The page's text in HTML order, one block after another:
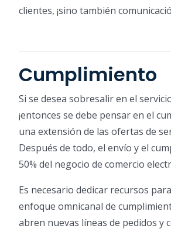
clientes, ¡sino también
Cumplimiento
Si se desea sobresalir en el
¡entonces se debe pensar en el
una extensión de las ofertas de
Después de todo, el envío y el
50% del negocio de comercio
Es necesario dedicar recursos
enfoque omnicanal de
abren nuevas líneas de pedidos y